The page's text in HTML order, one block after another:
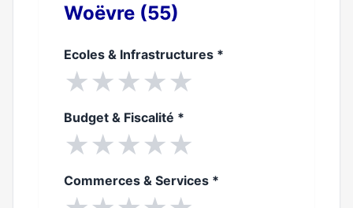
Woëvre (55)
Ecoles & Infrastructures *
★★★★★
Budget & Fiscalité *
★★★★★
Commerces & Services *